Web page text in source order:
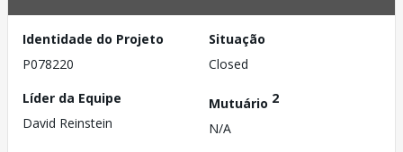
Identidade do Projeto
P078220
Situação
Closed
Líder da Equipe
David Reinstein
Mutuário 2
N/A